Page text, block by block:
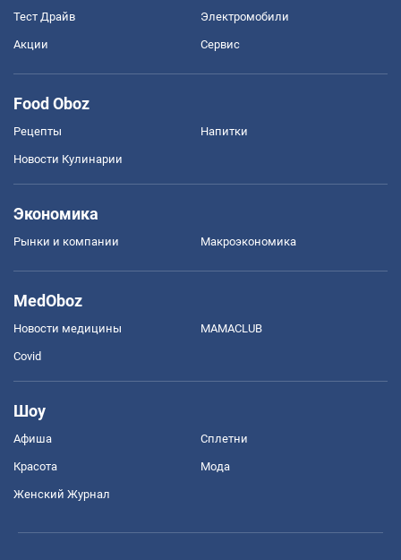
Тест Драйв Электромобили
Акции Сервис
Food Oboz
Рецепты Напитки
Новости Кулинарии
Экономика
Рынки и компании Mакроэкономика
MedOboz
Новости медицины MAMACLUB
Covid
Шоу
Афиша Сплетни
Красота Мода
Женский Журнал